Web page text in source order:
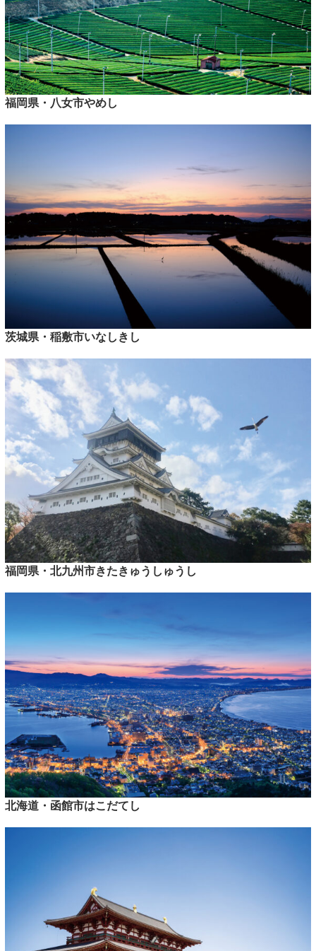
福岡県・八女市やめし
茨城県・稲敷市いなしきし
福岡県・北九州市きたきゅうしゅうし
北海道・函館市はこだてし